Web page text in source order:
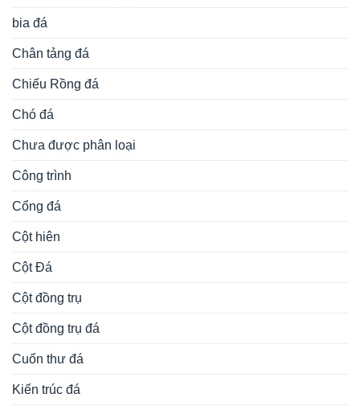
bia đá
Chân tảng đá
Chiếu Rồng đá
Chó đá
Chưa được phân loại
Công trình
Cổng đá
Cột hiên
Cột Đá
Cột đồng trụ
Cột đồng trụ đá
Cuốn thư đá
Kiến trúc đá